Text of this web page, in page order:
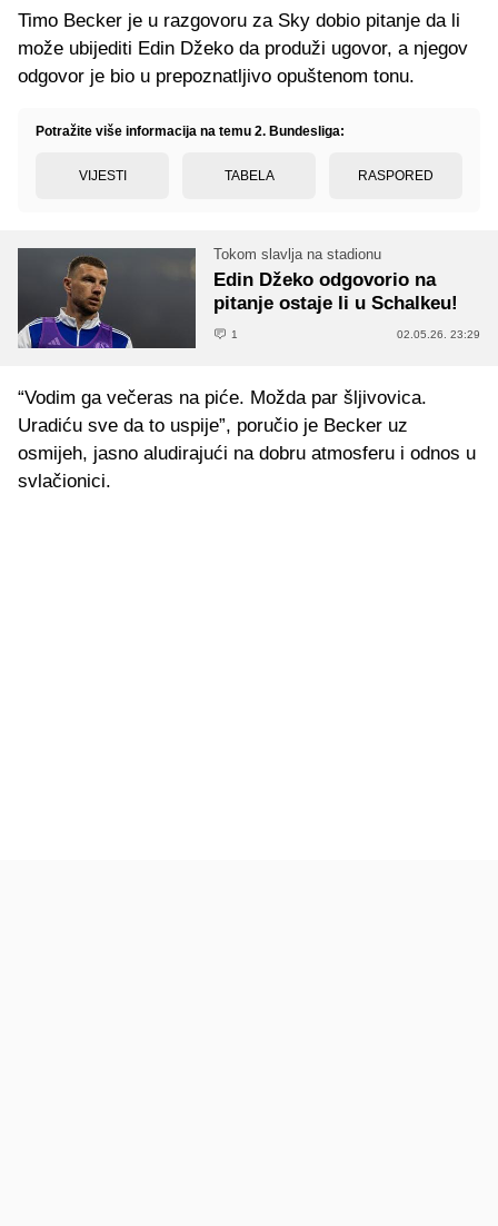
Timo Becker je u razgovoru za Sky dobio pitanje da li
može ubijediti Edin Džeko da produži ugovor, a njegov
odgovor je bio u prepoznatljivo opuštenom tonu.
Potražite više informacija na temu 2. Bundesliga:
VIJESTI TABELA RASPORED
Tokom slavlja na stadionu
Edin Džeko odgovorio na
pitanje ostaje li u Schalkeu!
1 02.05.26. 23:29
“Vodim ga večeras na piće. Možda par šljivovica.
Uradiću sve da to uspije”, poručio je Becker uz
osmijeh, jasno aludirajući na dobru atmosferu i odnos u
svlačionici.